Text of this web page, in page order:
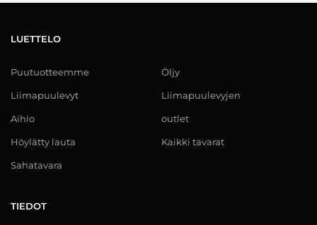
LUETTELO
Puutuotteemme
Liimapuulevyt
Aihio
Höylätty lauta
Sahatavara
Öljy
Liimapuulevyjen
outlet
Kaikki tavarat
TIEDOT